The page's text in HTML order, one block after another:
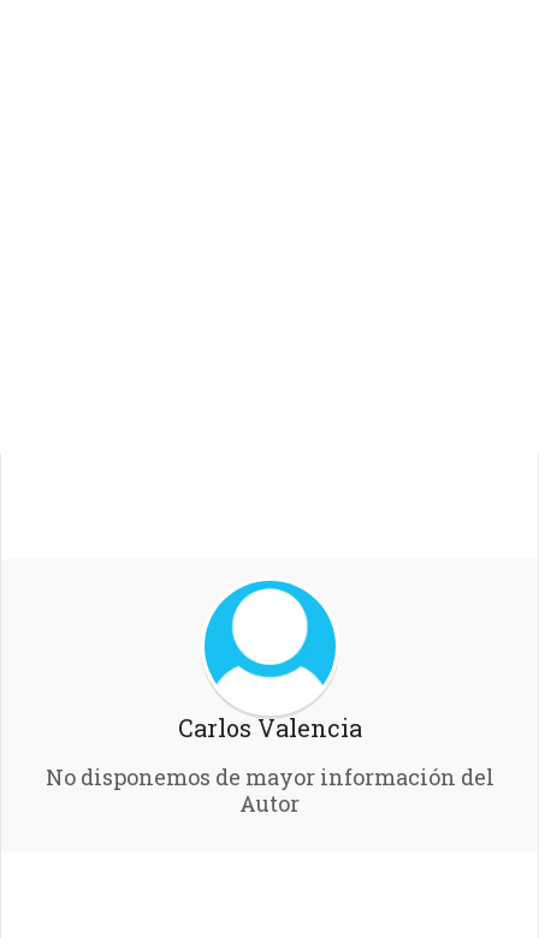
Carlos Valencia
No disponemos de mayor información del
Autor